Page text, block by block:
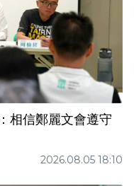
相信鄭麗文會遵守
2026.08.05 18:10